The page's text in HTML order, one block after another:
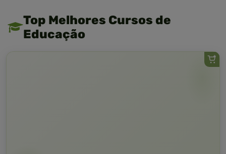
Top Melhores Cursos de
Educação